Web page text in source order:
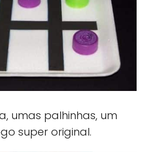
umas palhinhas, um
super original.